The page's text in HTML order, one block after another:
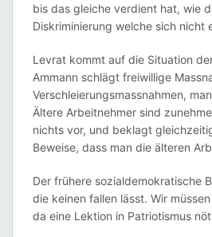
bis das gleiche verdient hat, wie
Diskriminierung welche sich
Levrat kommt auf die Situation
Ammann schlägt freiwillige
Verschleierungsmassnahmen,
Ältere Arbeitnehmer sind
nichts vor, und beklagt
Beweise, dass man die älteren
Der frühere sozialdemokratische
die keinen fallen lässt. Wir
da eine Lektion in Patriotismus